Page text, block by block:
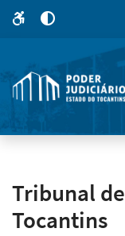
para
modo
de
alto
Tribunal
Tocantins